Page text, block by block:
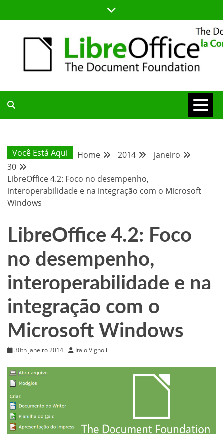
to
BLOG DA
COMUNIDADE
BRASILEIRA
Você Está Aqui Home 2014
janeiro
30
LibreOffice 4.2: Foco no desempenho,
interoperabilidade e na integração com o Microsoft
Windows
LibreOffice 4.2: Foco
no desempenho,
interoperabilidade e na
integração com o
Microsoft Windows
30th janeiro 2014 Italo Vignoli